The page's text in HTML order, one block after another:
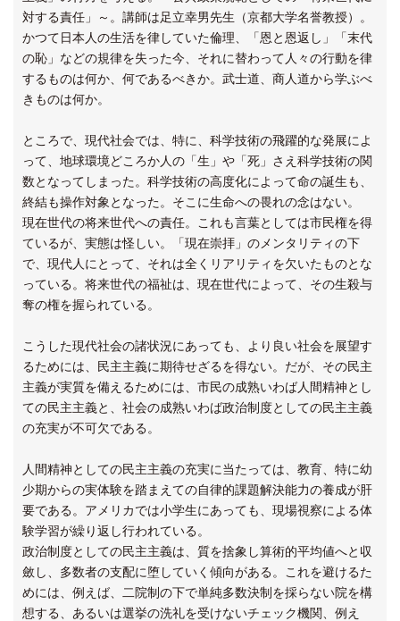
対する責任」～。講師は足立幸男先生（京都大学名誉教授）。
かつて日本人の生活を律していた倫理、「恩と恩返し」「末代
の恥」などの規律を失った今、それに替わって人々の行動を律
するものは何か、何であるべきか。武士道、商人道から学ぶべ
きものは何か。
ところで、現代社会では、特に、科学技術の飛躍的な発展によ
って、地球環境どころか人の「生」や「死」さえ科学技術の関
数となってしまった。科学技術の高度化によって命の誕生も、
終結も操作対象となった。そこに生命への畏れの念はない。
現在世代の将来世代への責任。これも言葉としては市民権を得
ているが、実態は怪しい。「現在崇拝」のメンタリティの下
で、現代人にとって、それは全くリアリティを欠いたものとな
っている。将来世代の福祉は、現在世代によって、その生殺与
奪の権を握られている。
こうした現代社会の諸状況にあっても、より良い社会を展望す
るためには、民主主義に期待せざるを得ない。だが、その民主
主義が実質を備えるためには、市民の成熟いわば人間精神とし
ての民主主義と、社会の成熟いわば政治制度としての民主主義
の充実が不可欠である。
人間精神としての民主主義の充実に当たっては、教育、特に幼
少期からの実体験を踏まえての自律的課題解決能力の養成が肝
要である。アメリカでは小学生にあっても、現場視察による体
験学習が繰り返し行われている。
政治制度としての民主主義は、質を捨象し算術的平均値へと収
斂し、多数者の支配に堕していく傾向がある。これを避けるた
めには、例えば、二院制の下で単純多数決制を採らない院を構
想する、あるいは選挙の洗礼を受けないチェック機関、例え